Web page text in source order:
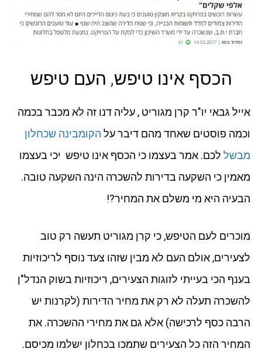
הכסף אינו טיפש, העם טיפש
אייל גבאי יו"ר קרן מגוריט , עליה דנו זה לא מכבר בכמה
וכמה פוסטים שאחד מהם דיבר על הקומבינה שכחלון
מבשל לכם. אמר בעצמו כי הכסף אינו טיפש יכי בעצמו
מאמין כי השקעה בדירות להשכרה הינה השקעה טובה.
הבעיה היא מי משלם את המחיר?!
מוכרים לעם הטיפש, כי קרן מגוריט תעשה רק טוב
לצעירים, אולם העם לא מבין שזהו צעד נוסף לריכוזיות
בענף הכי בעייתי לזוגות הצעירים, ריכוזיות בשוק הנדל"ן
להשכרה תעלה לא רק את מחיר הדירות (לקרנות יש
הרבה כסף לרכישה) אלא גם את מחירי ההשכרה. את
המחיר הזה כל הצעירים שתמכו בכחלון ישלמו מכיסם.